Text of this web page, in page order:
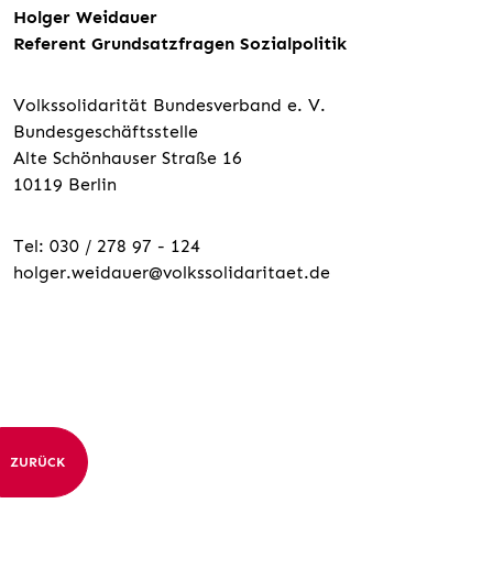
Holger Weidauer
Referent Grundsatzfragen Sozialpolitik
Volkssolidarität Bundesverband e. V.
Bundesgeschäftsstelle
Alte Schönhauser Straße 16
10119 Berlin
Tel: 030 / 278 97 - 124
holger.weidauer@volkssolidaritaet.de
ZURÜCK